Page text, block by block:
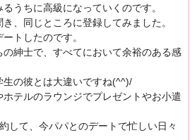
うちに高級になっていくのです。
、同じところに登録してみました。
トしたのです。
紳士で、すべてにおいて余裕のある感
の彼とは大違いですね(^^)/
テルのラウンジでプレゼントやお小遣
して、今パパとのデートで忙しい日々